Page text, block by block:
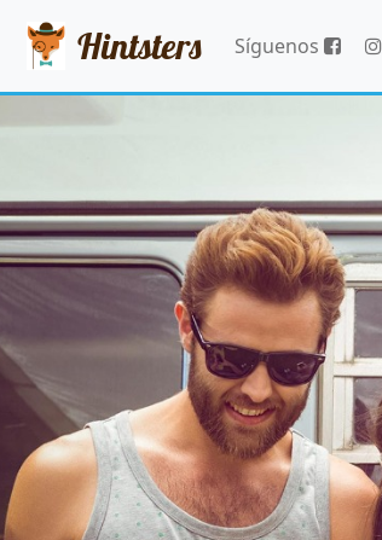
Hintsters Síguenos